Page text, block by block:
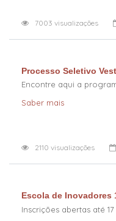
7003 visualizações
Processo Seletivo
Encontre aqui a
Saber mais
2110 visualizações
Escola de Inovadores
Inscrições abertas até